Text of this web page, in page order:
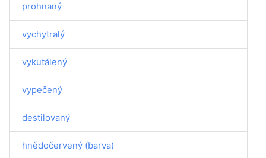
prohnaný
vychytralý
vykutálený
vypečený
destilovaný
hnědočervený (barva)